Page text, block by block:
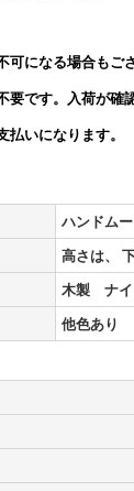
になる場合もご
要です。入荷が確
いになります。
ハンドム
高さは、
木製 ナイ
他色あり